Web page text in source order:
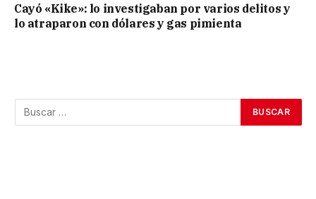
Cayó «Kike»: lo investigaban por varios delitos y
lo atraparon con dólares y gas pimienta